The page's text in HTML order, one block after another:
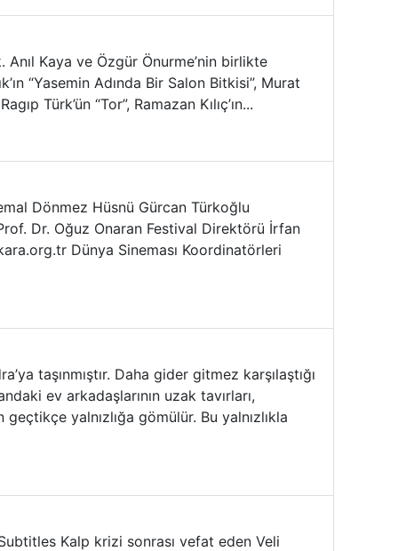
Anıl Kaya ve Özgür Önurme’nin birlikte
“Yasemin Adında Bir Salon Bitkisi”, Murat
Türk’ün “Tor”, Ramazan Kılıç’ın...
Dönmez Hüsnü Gürcan Türkoğlu
Dr. Oğuz Onaran Festival Direktörü İrfan
Dünya Sineması Koordinatörleri
taşınmıştır. Daha gider gitmez karşılaştığı
ev arkadaşlarının uzak tavırları,
yalnızlığa gömülür. Bu yalnızlıkla
Kalp krizi sonrası vefat eden Veli